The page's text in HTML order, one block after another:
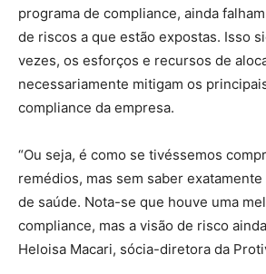
programa de compliance, ainda
de riscos a que estão expostas. Isso
vezes, os esforços e recursos de
necessariamente mitigam os
compliance da empresa.
“Ou seja, é como se tivéssemos
remédios, mas sem saber
de saúde. Nota-se que houve uma
compliance, mas a visão de risco
Heloisa Macari, sócia-diretora da